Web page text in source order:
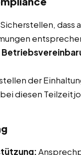
Sicherstellen, dass
der
diesen